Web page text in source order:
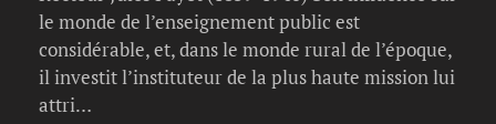
le monde de l’enseignement public est
considérable, et, dans le monde rural de l’époque,
il investit l’instituteur de la plus haute mission lui
attri…